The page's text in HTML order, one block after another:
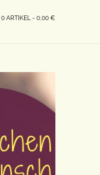
0 ARTIKEL - 0,00 €